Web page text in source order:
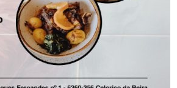
Falso crescimento…
Autor: Nuno Pereira
1 de Agosto de 2026
Tadei Pogacar vence o
“Tour” – A “Volta a
França em Bicicleta”